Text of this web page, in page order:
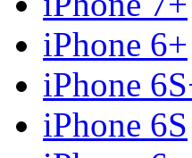
iPhone 6+
iPhone
iPhone 6S